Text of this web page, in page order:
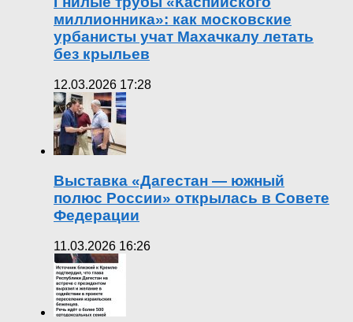
миллионника»: как московские
урбанисты учат Махачкалу летать
без крыльев
12.03.2026 17:28
Выставка «Дагестан — южный
полюс России» открылась в Совете
Федерации
11.03.2026 16:26